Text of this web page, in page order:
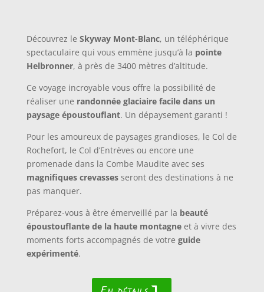
Découvrez le Skyway Mont-Blanc, un téléphérique
spectaculaire qui vous emmène jusqu’à la pointe
Helbronner, à près de 3400 mètres d’altitude.
Ce voyage incroyable vous offre la possibilité de
réaliser une randonnée glaciaire facile dans un
paysage époustouflant. Un dépaysement garanti !
Pour les amoureux de paysages grandioses, le Col de
Rochefort, le Col d’Entrèves ou encore une
promenade dans la Combe Maudite avec ses
magnifiques crevassesseront des destinations à ne
pas manquer.
Préparez-vous à être émerveillé par la beauté
époustouflante de la haute montagneet à vivre des
moments forts accompagnés de votre guide
expérimenté.